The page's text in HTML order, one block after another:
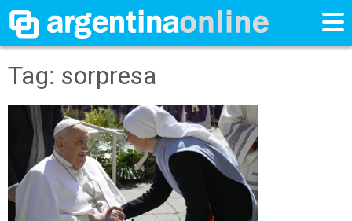
Tag: sorpresa